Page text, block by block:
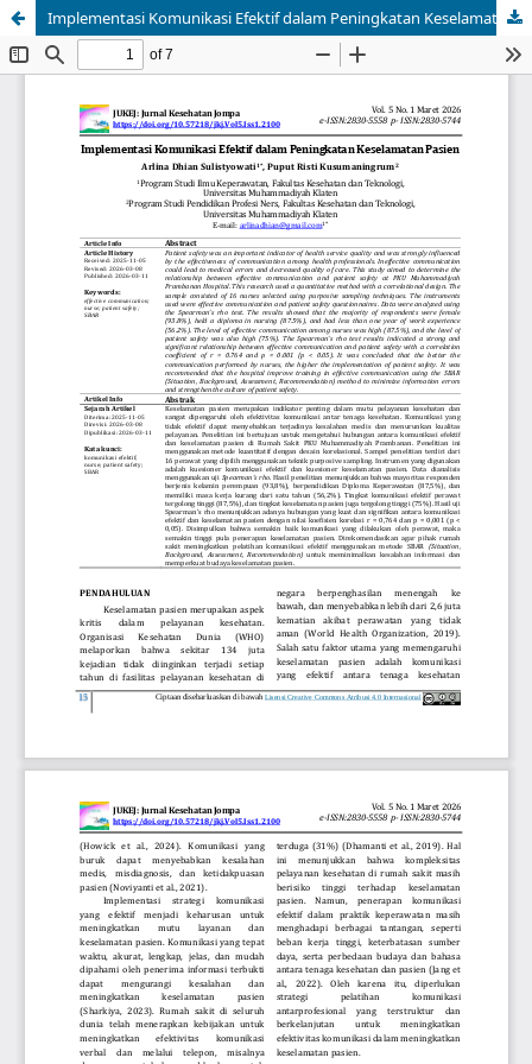
Implementasi Komunikasi Efektif dalam Peningkatan Keselamatan Pasien